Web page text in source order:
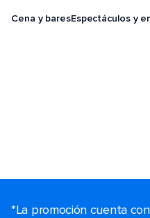
Cena y baresEspectáculos y
*La promoción cuenta